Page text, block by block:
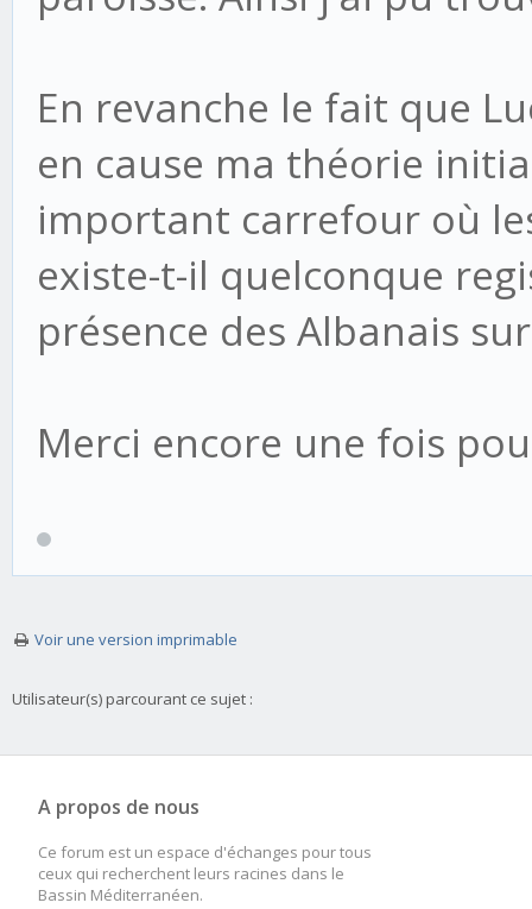
En revanche le fait que
en cause ma théorie
important carrefour où
existe-t-il quelconque
présence des Albanais
Merci encore une fois
Voir une version imprimable
Utilisateur(s) parcourant ce sujet :
A propos de nous
Ce forum est un espace d'échanges pour tous
ceux qui recherchent leurs racines dans le
Bassin Méditerranéen.